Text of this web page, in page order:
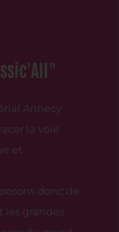
Annecy
la voie
et
donc de
les grandes